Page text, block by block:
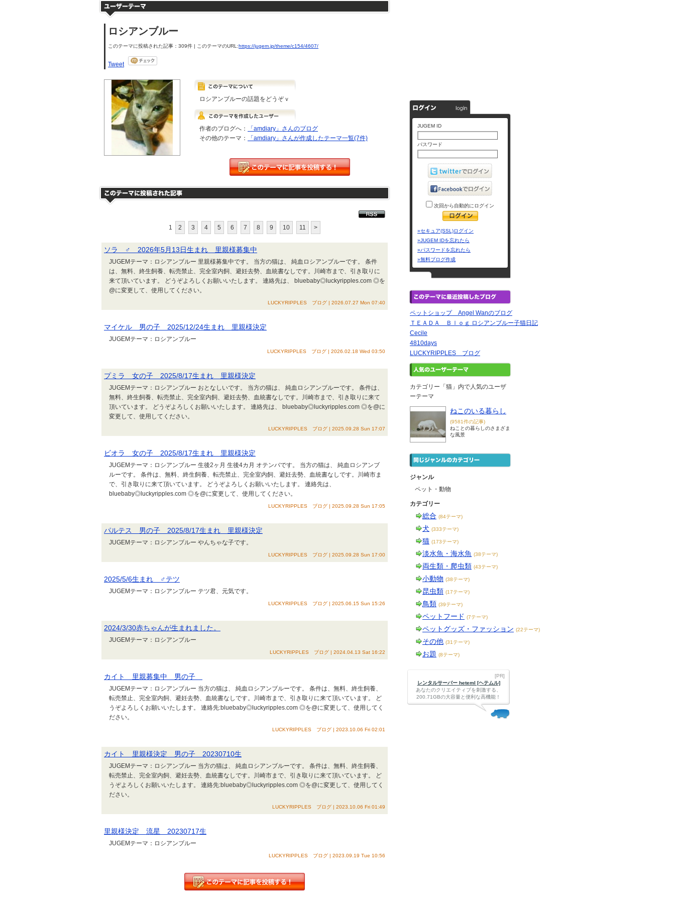
ロシアンブルー
このテーマに投稿された記事：309件 | このテーマのURL:https://jugem.jp/theme/c154/4607/
Tweet
ロシアンブルーの話題をどうぞｖ
作者のブログへ：
「amdiary」さんのブログ
その他のテーマ：
「amdiary」さんが作成したテーマ一覧(7件)
1 2 3 4 5 6 7 8 9 10 11 >
ソラ ♂ 2026年5月13日生まれ 里親様募集中
JUGEMテーマ：ロシアンブルー 里親様募集中です。 当方の猫は、 純血ロシアンブルーです。 条件
は、無料、終生飼養、転売禁止、完全室内飼、避妊去勢、血統書なしです。川崎市まで、引き取りに
来て頂いています。 どうぞよろしくお願いいたします。 連絡先は、 bluebaby◎luckyripples.com ◎を
@に変更して、使用してください。
LUCKYRIPPLES ブログ | 2026.07.27 Mon 07:40
マイケル 男の子 2025/12/24生まれ 里親様決定
JUGEMテーマ：ロシアンブルー
LUCKYRIPPLES ブログ | 2026.02.18 Wed 03:50
プミラ 女の子 2025/8/17生まれ 里親様決定
JUGEMテーマ：ロシアンブルー おとなしいです。 当方の猫は、 純血ロシアンブルーです。 条件は、
無料、終生飼養、転売禁止、完全室内飼、避妊去勢、血統書なしです。川崎市まで、引き取りに来て
頂いています。 どうぞよろしくお願いいたします。 連絡先は、 bluebaby◎luckyripples.com ◎を@に
変更して、使用してください。
LUCKYRIPPLES ブログ | 2025.09.28 Sun 17:07
ビオラ 女の子 2025/8/17生まれ 里親様決定
JUGEMテーマ：ロシアンブルー 生後2ヶ月 生後4カ月 オテンバです。 当方の猫は、 純血ロシアンブ
ルーです。 条件は、無料、終生飼養、転売禁止、完全室内飼、避妊去勢、血統書なしです。川崎市ま
で、引き取りに来て頂いています。 どうぞよろしくお願いいたします。 連絡先は、
bluebaby◎luckyripples.com ◎を@に変更して、使用してください。
LUCKYRIPPLES ブログ | 2025.09.28 Sun 17:05
パルテス 男の子 2025/8/17生まれ 里親様決定
JUGEMテーマ：ロシアンブルー やんちゃな子です。
LUCKYRIPPLES ブログ | 2025.09.28 Sun 17:00
2025/5/6生まれ ♂テツ
JUGEMテーマ：ロシアンブルー テツ君、元気です。
LUCKYRIPPLES ブログ | 2025.06.15 Sun 15:26
2024/3/30赤ちゃんが生まれました。
JUGEMテーマ：ロシアンブルー
LUCKYRIPPLES ブログ | 2024.04.13 Sat 16:22
カイト 里親募集中 男の子
JUGEMテーマ：ロシアンブルー 当方の猫は、 純血ロシアンブルーです。 条件は、無料、終生飼養、
転売禁止、完全室内飼、避妊去勢、血統書なしです。川崎市まで、引き取りに来て頂いています。 ど
うぞよろしくお願いいたします。 連絡先:bluebaby◎luckyripples.com ◎を@に変更して、使用してく
ださい。
LUCKYRIPPLES ブログ | 2023.10.06 Fri 02:01
カイト 里親様決定 男の子 20230710生
JUGEMテーマ：ロシアンブルー 当方の猫は、 純血ロシアンブルーです。 条件は、無料、終生飼養、
転売禁止、完全室内飼、避妊去勢、血統書なしです。川崎市まで、引き取りに来て頂いています。 ど
うぞよろしくお願いいたします。 連絡先:bluebaby◎luckyripples.com ◎を@に変更して、使用してく
ださい。
LUCKYRIPPLES ブログ | 2023.10.06 Fri 01:49
里親様決定 流星 20230717生
JUGEMテーマ：ロシアンブルー
LUCKYRIPPLES ブログ | 2023.09.19 Tue 10:56
JUGEM ID
パスワード
次回から自動的にログイン
»セキュア(SSL)ログイン
»JUGEM IDを忘れたら
»パスワードを忘れたら
»無料ブログ作成
ペットショップ Angel Wanのブログ
ＴＥＡＤＡ Ｂｌｏｇ ロシアンブルー子猫日記
Cecile
4810days
LUCKYRIPPLES ブログ
カテゴリー「猫」内で人気のユーザ
ーテーマ
ねこのいる暮らし
(9581件の記事)
ねことの暮らしのさまざま
な風景
ジャンル
ペット・動物
カテゴリー
総合 (84テーマ)
犬 (333テーマ)
猫 (173テーマ)
淡水魚・海水魚 (38テーマ)
両生類・爬虫類 (43テーマ)
小動物 (38テーマ)
昆虫類 (17テーマ)
鳥類 (39テーマ)
ペットフード (7テーマ)
ペットグッズ・ファッション (22テーマ)
その他 (31テーマ)
お題 (8テーマ)
[PR]
レンタルサーバー heteml [ヘテムル]
あなたのクリエイティブを刺激する、
200.71GBの大容量と便利な高機能！